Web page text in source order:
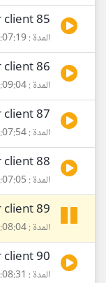
85 JAVA Swing GUI FTP server client
المدة : 00:07:19
86 JAVA Swing GUI FTP server client
المدة : 00:09:04
87 JAVA Swing GUI FTP server client
المدة : 00:07:54
88 JAVA Swing GUI FTP server client
المدة : 00:07:05
89 JAVA Swing GUI FTP server client
المدة : 00:08:04
90 JAVA Swing GUI FTP server client
المدة : 00:08:31